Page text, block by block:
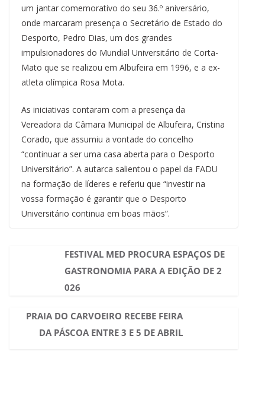
um jantar comemorativo do seu 36.º aniversário,
onde marcaram presença o Secretário de Estado do
Desporto, Pedro Dias, um dos grandes
impulsionadores do Mundial Universitário de Corta-
Mato que se realizou em Albufeira em 1996, e a ex-
atleta olímpica Rosa Mota.
As iniciativas contaram com a presença da
Vereadora da Câmara Municipal de Albufeira, Cristina
Corado, que assumiu a vontade do concelho
“continuar a ser uma casa aberta para o Desporto
Universitário”. A autarca salientou o papel da FADU
na formação de líderes e referiu que “investir na
vossa formação é garantir que o Desporto
Universitário continua em boas mãos”.
FESTIVAL MED PROCURA ESPAÇOS DE
GASTRONOMIA PARA A EDIÇÃO DE 2
026
PRAIA DO CARVOEIRO RECEBE FEIRA
DA PÁSCOA ENTRE 3 E 5 DE ABRIL